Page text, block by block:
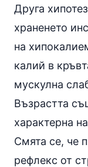
Друга
храненето
на
калий в
мускулна
Възрастта
характерна
Смята се, че
рефлекс от